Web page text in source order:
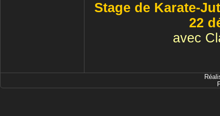
Stage de Karate-
22
avec